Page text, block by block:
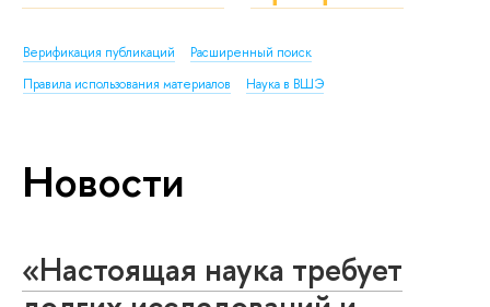
Верификация публикаций
Расширенный поиск
Правила использования материалов
Наука в ВШЭ
Новости
«Настоящая наука требует